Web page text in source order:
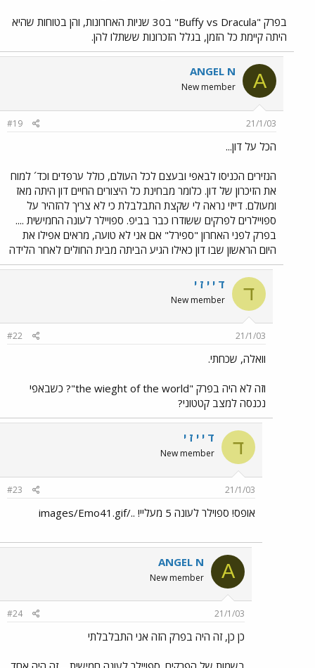
בפרק "Buffy vs Dracula" ב30 שניות האחרונות, והן בטוחות שהיא
היתה קיימת כל הזמן, בגלל הזכרונות ששתלו להן.
A
ANGEL N
New member
21/1/03
#19
הכל על דון...
הנזירים הכניסו לבאפי ובעצם לכל העולם, כולל ערפדים וכד´ למוח
את הזיכרון של דון. כלומר מבחינת כל היצורים החיים דון היתה מאז
ומעולם. דייזי נראה לי שקצת התבלבלת כי לא צריך להזהיר על
ספויילרים לפרקים ששודרו כבר בביפ. ספויילר לעונה החמישית ....
בפרק לפני האחרון "ספירל" אם אני לא טועה, מראים אפילו את
היום הראשון שבו דון כאילו הגיע הביתה מבית החולים לאחר הלידה
ד ד י י ז י
New member
21/1/03
#22
וואלה, שכחתי.
וזה לא היה בפרק "the wieght of the world"? כשבאפי
נכנסה למצב קטטוני?
ד ד י י ז י
New member
21/1/03
#23
אופס! ספוילר לעונה 5 מעליי! ../images/Emo41.gif
A
ANGEL N
New member
21/1/03
#24
כן כן, זה היה בפרק הזה אני התבלבלתי